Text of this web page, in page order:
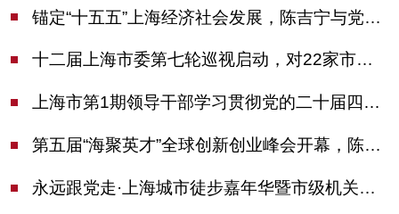
锚定“十五五”上海经济社会发展，陈吉宁与党外人士专题协商座谈
十二届上海市委第七轮巡视启动，对22家市管单位开展常规巡视
上海市第1期领导干部学习贯彻党的二十届四中全会精神专题研讨班开班，陈吉宁作专题报告
第五届“海聚英才”全球创新创业峰会开幕，陈吉宁出席并启动新一届大赛
永远跟党走·上海城市徒步嘉年华暨市级机关运动会开幕